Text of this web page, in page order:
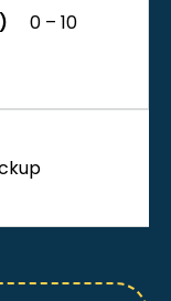
0 – 10